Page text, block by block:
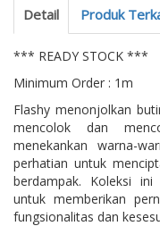
Detail Produk
*** READY STOCK ***
Minimum Order : 1m
Flashy menonjolkan
mencolok dan
menekankan warna-
perhatian untuk
berdampak. Koleksi
untuk memberikan
fungsionalitas dan